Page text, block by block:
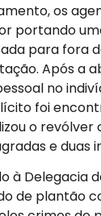
os
portando
para fora
Após a
no
foi
o revólver
e duas
à Delegacia
de plantão